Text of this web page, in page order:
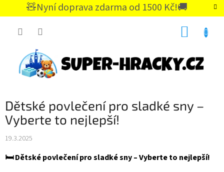
🧸Nyní doprava zdarma od 1500 Kč!🚚
CZK
Dětské povlečení pro sladké sny –
Vyberte to nejlepší!
19.3.2025
🛏️ Dětské povlečení pro sladké sny – Vyberte to nejlepší!